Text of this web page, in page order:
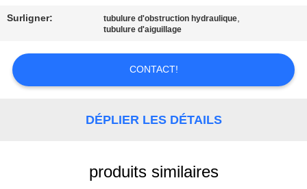
NOUVELLES
CAS
Surligner: tubulure d'obstruction hydraulique,
tubulure d'aiguillage
CONTACT!
DÉPLIER LES DÉTAILS
produits similaires